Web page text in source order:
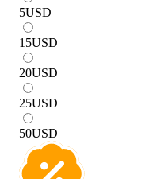
5USD
15USD
20USD
25USD
50USD